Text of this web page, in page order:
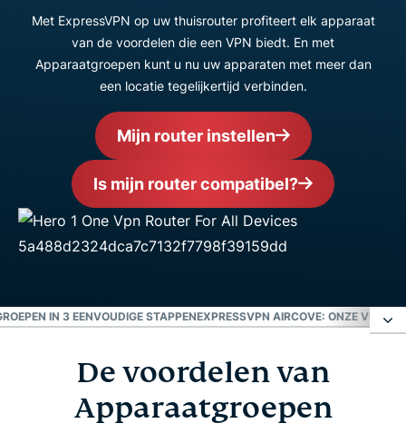
Met ExpressVPN op uw thuisrouter profiteert elk apparaat
van de voordelen die een VPN biedt. En met
Apparaatgroepen kunt u nu uw apparaten met meer dan
een locatie tegelijkertijd verbinden.
Mijn router instellen
Is mijn router compatibel?
IN 3 EENVOUDIGE STAPPENEXPRESSVPN AIRCOVE: ONZE VPN-
De voordelen van Apparaatgroepen
Hoe gebruikt u Apparaatgroepen in 3 eenvoudige
De voordelen van
Apparaatgroepen